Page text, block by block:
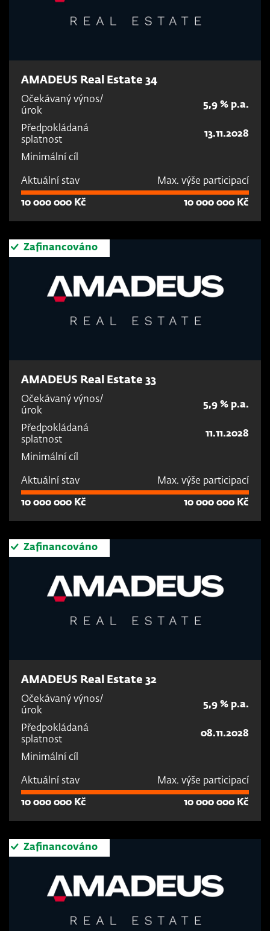
AMADEUS Real Estate 34
Očekávaný výnos/
úrok
5,9 % p.a.
Předpokládaná
splatnost
13.11.2028
Minimální cíl
Aktuální stav Max. výše participací
10 000 000 Kč 10 000 000 Kč
Zafinancováno
AMADEUS Real Estate 33
Očekávaný výnos/
úrok
5,9 % p.a.
Předpokládaná
splatnost
11.11.2028
Minimální cíl
Aktuální stav Max. výše participací
10 000 000 Kč 10 000 000 Kč
Zafinancováno
AMADEUS Real Estate 32
Očekávaný výnos/
úrok
5,9 % p.a.
Předpokládaná
splatnost
08.11.2028
Minimální cíl
Aktuální stav Max. výše participací
10 000 000 Kč 10 000 000 Kč
Zafinancováno